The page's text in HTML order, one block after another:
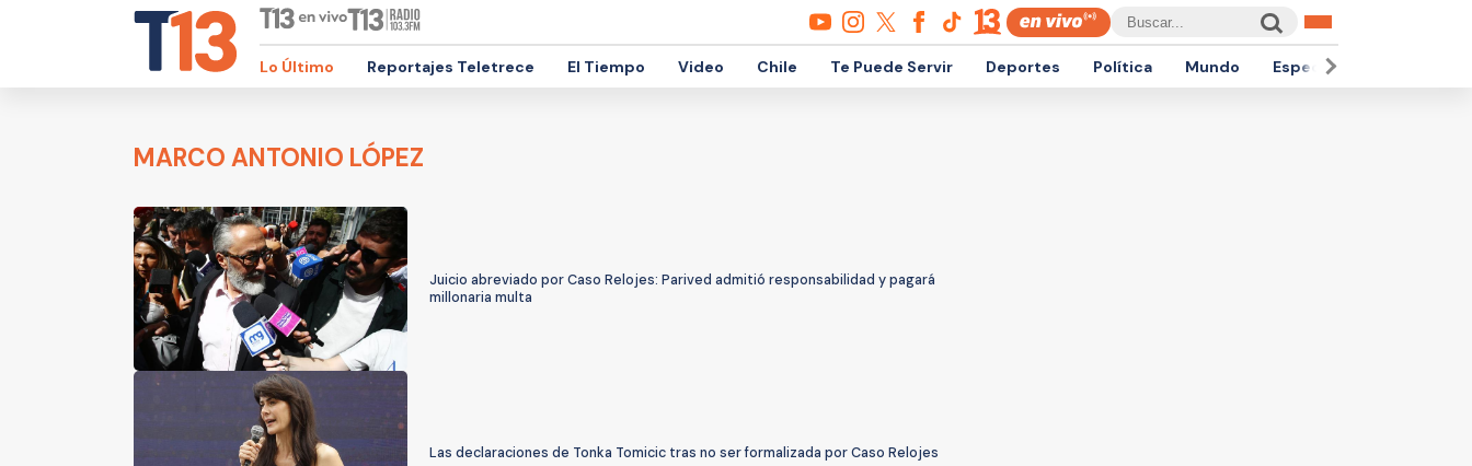
Lo Último Reportajes Teletrece El Tiempo Video Chile Te Puede Servir Deportes Política Mundo Espectáculos
MARCO ANTONIO LÓPEZ
Juicio abreviado por Caso Relojes: Parived admitió responsabilidad y pagará
millonaria multa
Las declaraciones de Tonka Tomicic tras no ser formalizada por Caso Relojes